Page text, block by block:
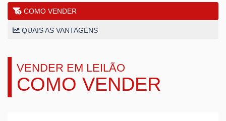
COMO VENDER
QUAIS AS VANTAGENS
VENDER EM LEILÃO
COMO VENDER